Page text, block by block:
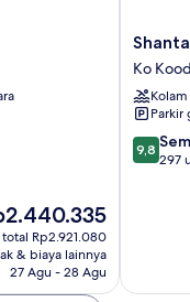
total Rp2.921.080
& biaya lainnya
27 Agu - 28 Agu
Shantaa
Resort
Ko
Kood
Ko
Parkir
9.8
dari
9,8
297